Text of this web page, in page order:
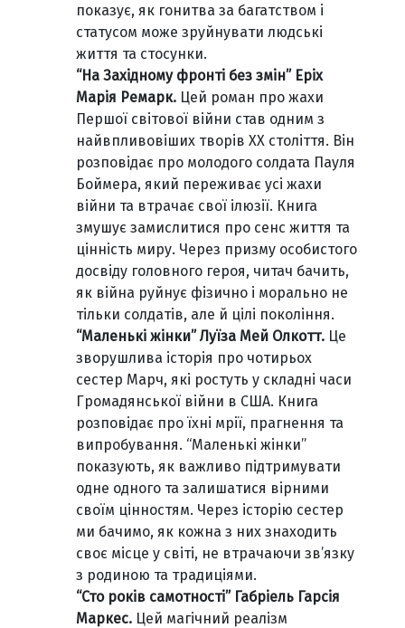
показує, як гонитва за багатством і
статусом може зруйнувати людські
життя та стосунки.
“На Західному фронті без змін” Еріх
Марія Ремарк. Цей роман про жахи
Першої світової війни став одним з
найвпливовіших творів XX століття. Він
розповідає про молодого солдата Пауля
Боймера, який переживає усі жахи
війни та втрачає свої ілюзії. Книга
змушує замислитися про сенс життя та
цінність миру. Через призму особистого
досвіду головного героя, читач бачить,
як війна руйнує фізично і морально не
тільки солдатів, але й цілі покоління.
“Маленькі жінки” Луїза Мей Олкотт. Це
зворушлива історія про чотирьох
сестер Марч, які ростуть у складні часи
Громадянської війни в США. Книга
розповідає про їхні мрії, прагнення та
випробування. “Маленькі жінки”
показують, як важливо підтримувати
одне одного та залишатися вірними
своїм цінностям. Через історію сестер
ми бачимо, як кожна з них знаходить
своє місце у світі, не втрачаючи зв’язку
з родиною та традиціями.
“Сто років самотності” Габріель Гарсія
Маркес. Цей магічний реалізм